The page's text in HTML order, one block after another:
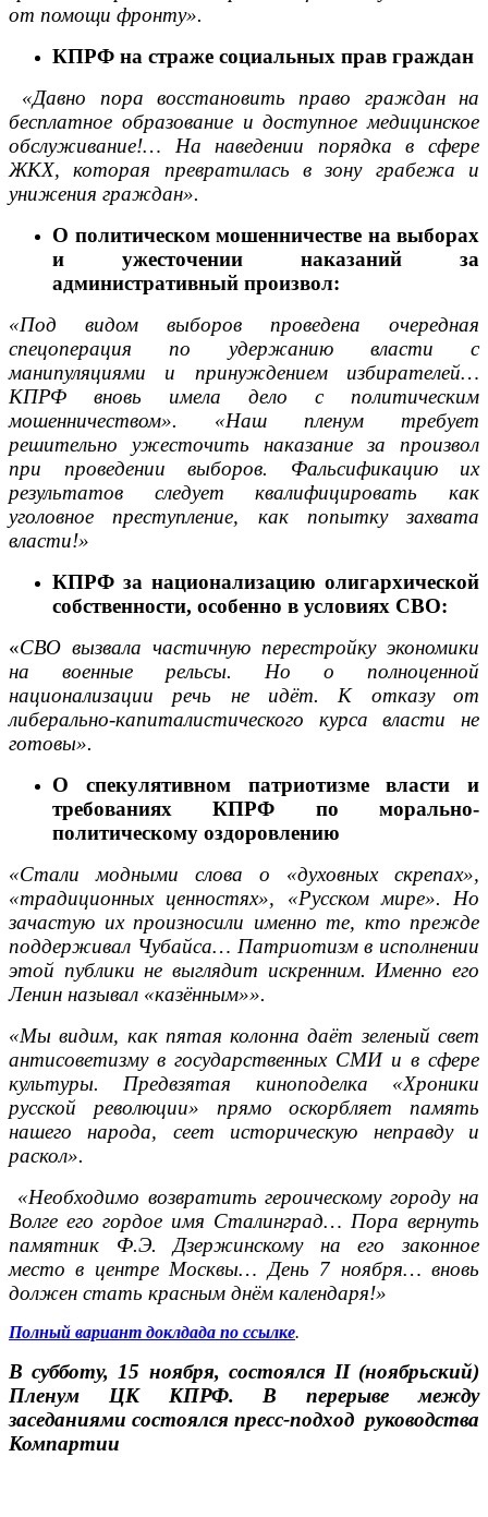
от помощи фронту».
КПРФ на страже социальных прав граждан
«Давно пора восстановить право граждан на
бесплатное образование и доступное медицинское
обслуживание!… На наведении порядка в сфере
ЖКХ, которая превратилась в зону грабежа и
унижения граждан».
О политическом мошенничестве на выборах
и ужесточении наказаний за
административный произвол:
«Под видом выборов проведена очередная
спецоперация по удержанию власти с
манипуляциями и принуждением избирателей…
КПРФ вновь имела дело с политическим
мошенничеством». «Наш пленум требует
решительно ужесточить наказание за произвол
при проведении выборов. Фальсификацию их
результатов следует квалифицировать как
уголовное преступление, как попытку захвата
власти!»
КПРФ за национализацию олигархической
собственности, особенно в условиях СВО:
«СВО вызвала частичную перестройку экономики
на военные рельсы. Но о полноценной
национализации речь не идёт. К отказу от
либерально-капиталистического курса власти не
готовы».
О спекулятивном патриотизме власти и
требованиях КПРФ по морально-
политическому оздоровлению
«Стали модными слова о «духовных скрепах»,
«традиционных ценностях», «Русском мире». Но
зачастую их произносили именно те, кто прежде
поддерживал Чубайса… Патриотизм в исполнении
этой публики не выглядит искренним. Именно его
Ленин называл «казённым»».
«Мы видим, как пятая колонна даёт зеленый свет
антисоветизму в государственных СМИ и в сфере
культуры. Предвзятая киноподелка «Хроники
русской революции» прямо оскорбляет память
нашего народа, сеет историческую неправду и
раскол».
«Необходимо возвратить героическому городу на
Волге его гордое имя Сталинград… Пора вернуть
памятник Ф.Э. Дзержинскому на его законное
место в центре Москвы… День 7 ноября… вновь
должен стать красным днём календаря!»
Полный вариант доклдада по ссылке.
В субботу, 15 ноября, состоялся II (ноябрьский)
Пленум ЦК КПРФ. В перерыве между
заседаниями состоялся пресс-подход руководства
Компартии